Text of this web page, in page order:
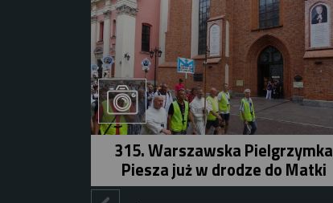
315. Warszawska Pielgrzymka
Piesza już w drodze do Matki